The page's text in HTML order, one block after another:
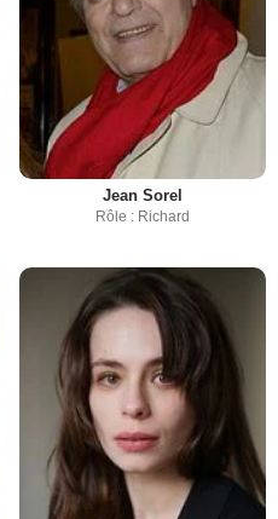
Jean Sorel
Rôle : Richard